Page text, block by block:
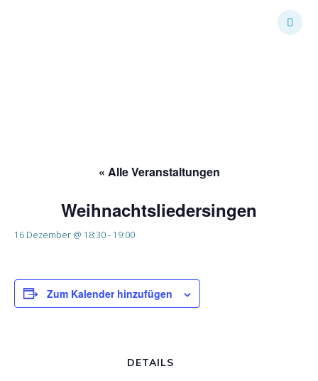
« Alle Veranstaltungen
Weihnachtsliedersingen
16 Dezember @ 18:30- 19:00
Zum Kalender hinzufügen
DETAILS